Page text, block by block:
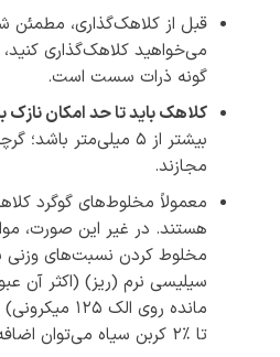
قبل از کلاهک‌گذاری، مطمئن
می‌خواهید کلاهک‌گذاری
گونه ذرات سست است.
کلاهک باید تا حد امکان نازک
بیشتر از 5 میلی‌متر
مجازند.
معمولاً مخلوط‌های گوگرد
هستند. در غیر این صورت،
مخلوط کردن نسبت‌های وزنی
مانده روی
تا ٪۲ کربن سیاه می‌توان اضافه نمود.